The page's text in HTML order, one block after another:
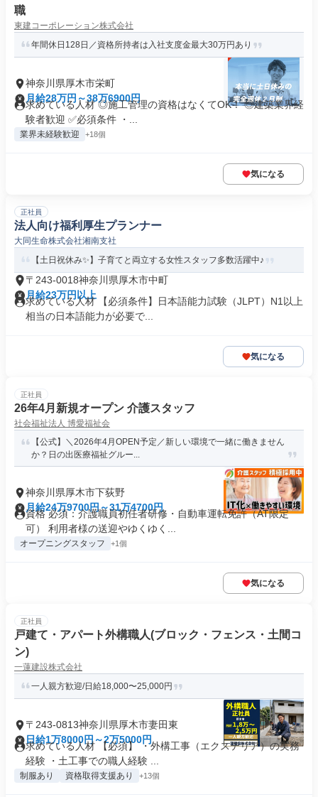
職
東建コーポレーション株式会社
年間休日128日／資格所持者は入社支度金最大30万円あり
神奈川県厚木市栄町
月給28万円～38万6900円
求めている人材 ◎施工管理の資格はなくてOK！ ◎建築業界経
験者歓迎 ✅必須条件 ・...
業界未経験歓迎 +18個
気になる
正社員
法人向け福利厚生プランナー
大同生命株式会社湘南支社
【土日祝休み✨】子育てと両立する女性スタッフ多数活躍中♪
〒243-0018神奈川県厚木市中町
月給23万円以上
求めている人材 【必須条件】日本語能力試験（JLPT）N1以上
相当の日本語能力が必要で...
気になる
正社員
26年4月新規オープン 介護スタッフ
社会福祉法人 博愛福祉会
【公式】＼2026年4月OPEN予定／新しい環境で一緒に働きません
か？日の出医療福祉グルー...
神奈川県厚木市下荻野
月給24万9700円～31万4700円
資格 必須：介護職員初任者研修・自動車運転免許（AT限定
可） 利用者様の送迎やゆくゆく...
オープニングスタッフ +1個
気になる
正社員
戸建て・アパート外構職人(ブロック・フェンス・土間コ
ン)
一蓮建設株式会社
一人親方歓迎/日給18,000〜25,000円
〒243-0813神奈川県厚木市妻田東
日給1万8000円～2万5000円
求めている人材 【必須】 ・外構工事（エクステリア）の実務
経験 ・土工事での職人経験 ...
制服あり 資格取得支援あり +13個